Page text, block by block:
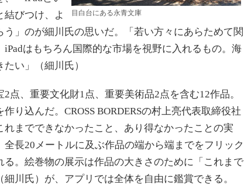
目白台にある永青文庫
結びつけ、よ
」のが細川氏の思いだ。「若い方々にあらためて関
はもちろん国際的な市場を視野に入れるもの。海
い」（細川氏）
、重要文化財1点、重要美術品2点を含む12作品。
り込んだ。CROSS BORDERSの村上亮代表取締役社
までできなかったこと、あり得なかったことの実
長20メートルに及ぶ作品の端から端までをフリック
。絵巻物の展示は作品の大きさのために「これまで
川氏）が、アプリでは全体を自由に鑑賞できる。